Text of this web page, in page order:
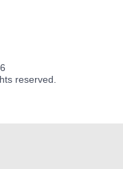
reserved.